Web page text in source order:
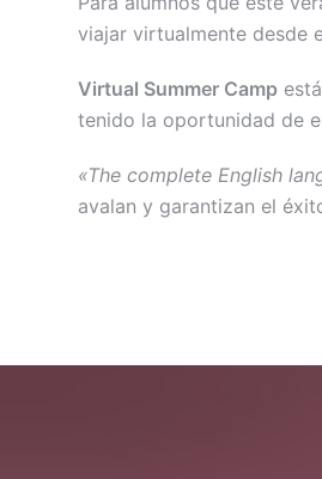
viajar virtualmente desde
Virtual Summer Camp
tenido la oportunidad de
«The complete English
avalan y garantizan el